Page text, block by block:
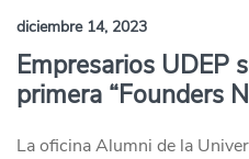
diciembre 14, 2023
Empresarios UDEP
primera “Founders
La oficina Alumni de la